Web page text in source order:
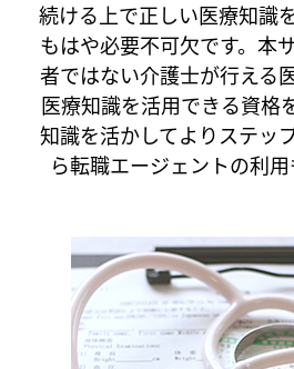
続ける上で正しい医療知識
もはや必要不可欠です。本
者ではない介護士が行える
医療知識を活用できる資格
知識を活かしてよりステッ
ら転職エージェントの利用